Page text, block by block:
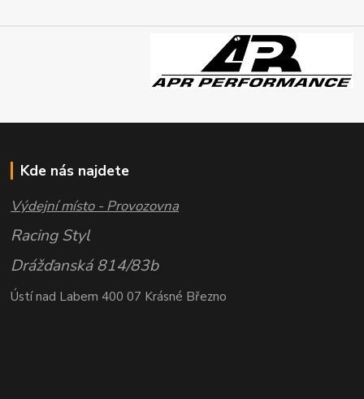
Kde nás najdete
Výdejní místo - Provozovna
Racing Styl
Drážďanská 814/83b
Ústí nad Labem 400 07 Krásné Březno